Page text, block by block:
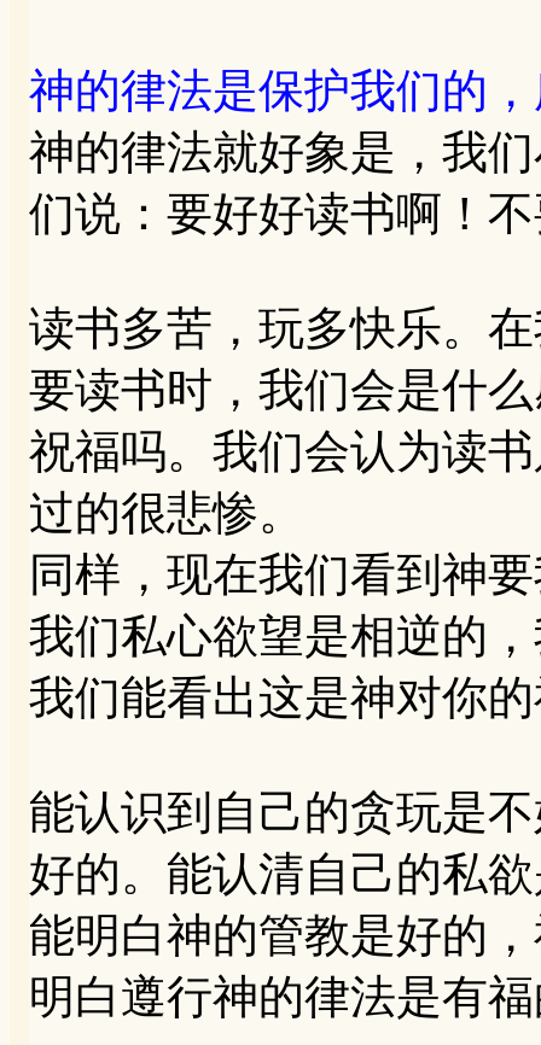
神的律法是保护我们的
神的律法就好象是，我
们说：要好好读书啊！
读书多苦，玩多快乐。
要读书时，我们会是什
祝福吗。我们会认为读
过的很悲惨。
同样，现在我们看到神
我们私心欲望是相逆的
我们能看出这是神对你
能认识到自己的贪玩是
好的。能认清自己的私
能明白神的管教是好的
明白遵行神的律法是有